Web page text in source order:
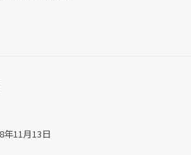
年11月13日